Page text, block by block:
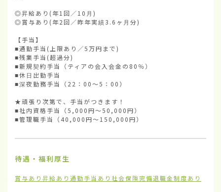
◎昇給あり(年1回／10月)
◎賞与あり(年2回／昨年実績3.6ヶ月分)
【手当】
■通勤手当(上限あり／5万円まで)
■残業手当(超過分)
■新規契約手当（ティアの会入会金の80％）
■休日出勤手当
■深夜勤務手当（22：00〜5：00）
★頑張り次第で、手当がつきます！
■社内資格手当（5,000円〜50,000円）
■管理職手当（40,000円〜150,000円）
待遇・福利厚生
賞与あり 昇給あり 通勤手当あり 社会保険完備退職金制度あり